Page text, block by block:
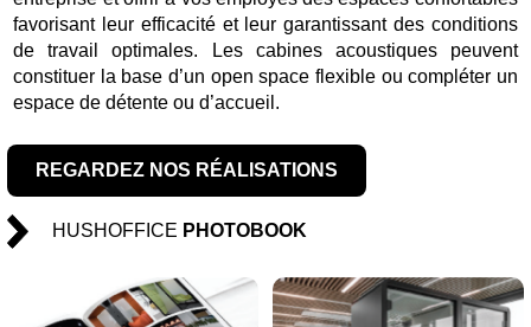
favorisant leur efficacité et leur garantissant des conditions
de travail optimales. Les cabines acoustiques peuvent
constituer la base d’un open space flexible ou compléter un
espace de détente ou d’accueil.
REGARDEZ NOS RÉALISATIONS
HUSHOFFICE PHOTOBOOK